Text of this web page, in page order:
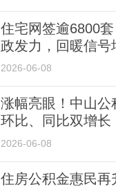
住宅网签逾6800
政发力，回暖信号
2026-06-08
涨幅亮眼！中山公
环比、同比双增长
2026-06-08
住房公积金惠民再